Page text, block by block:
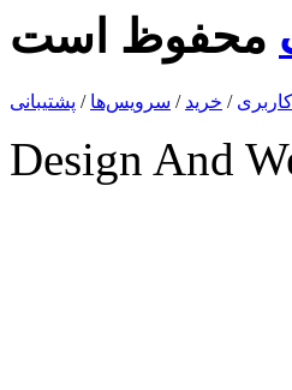
/ خرید / سرویس‌ها / پشتیبانی
Design And